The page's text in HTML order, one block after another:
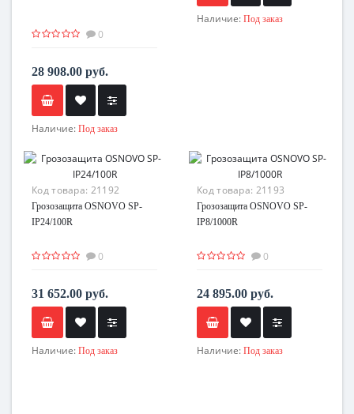
0
28 908.00 руб.
Наличие: Под заказ
Наличие: Под заказ
Код товара: 21192
Грозозащита OSNOVO SP-
IP24/100R
0
31 652.00 руб.
Наличие: Под заказ
Код товара: 21193
Грозозащита OSNOVO SP-
IP8/1000R
0
24 895.00 руб.
Наличие: Под заказ